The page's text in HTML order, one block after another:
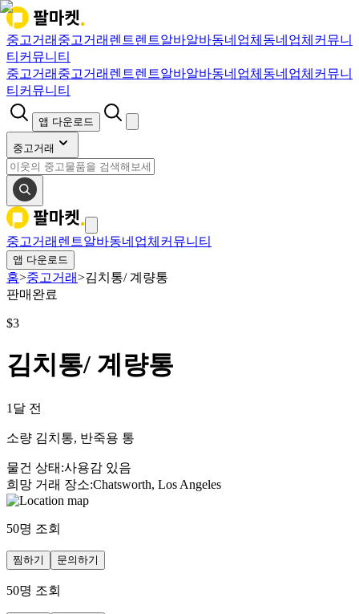
중고거래 중고거래 렌트렌트알바알바동네업체 동네업체 커뮤니
티 커뮤니티
중고거래 중고거래 렌트렌트알바알바동네업체 동네업체 커뮤니
티 커뮤니티
앱 다운로드
중고거래
중고거래 렌트알바동네업체 커뮤니티
앱 다운로드
홈>중고거래>김치통/ 계량통
판매완료
$3
김치통/ 계량통
1달 전
소량 김치통, 반죽용 통
물건 상태 :사용감 있음
희망 거래 장소:Chatsworth, Los Angeles
50명 조회
찜하기 문의하기
50명 조회